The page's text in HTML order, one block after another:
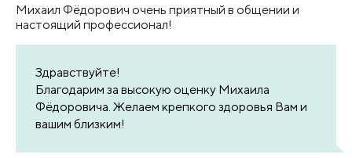
Михаил Фёдорович очень приятный в общении и
настоящий профессионал!
Здравствуйте!
Благодарим за высокую оценку Михаила
Фёдоровича. Желаем крепкого здоровья Вам и
вашим близким!